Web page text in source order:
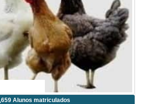
659 Alunos matriculados